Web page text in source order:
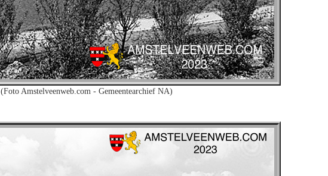
(Foto Amstelveenweb.com - Gemeentearchief NA)